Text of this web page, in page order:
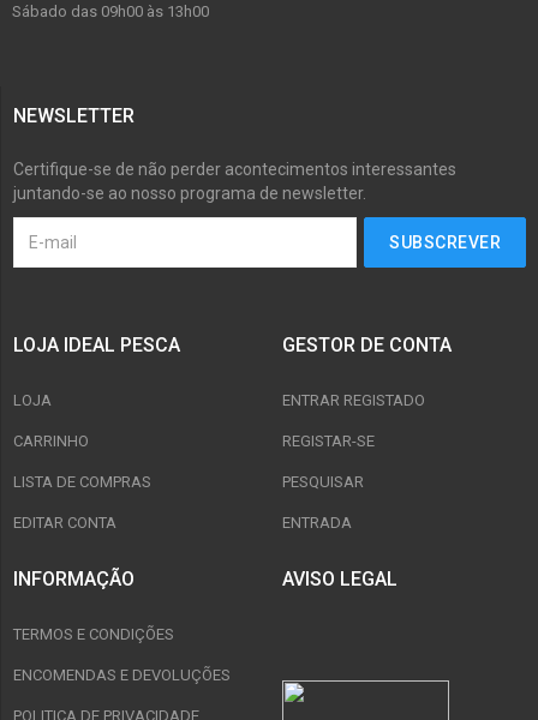
Sábado das 09h00 às 13h00
NEWSLETTER
Certifique-se de não perder acontecimentos interessantes
juntando-se ao nosso programa de newsletter.
LOJA IDEAL PESCA
LOJA
CARRINHO
LISTA DE COMPRAS
EDITAR CONTA
GESTOR DE CONTA
ENTRAR REGISTADO
REGISTAR-SE
PESQUISAR
ENTRADA
INFORMAÇÃO
TERMOS E CONDIÇÕES
ENCOMENDAS E DEVOLUÇÕES
POLITICA DE PRIVACIDADE
AVISO LEGAL